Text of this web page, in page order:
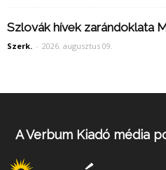
Szlovák hívek zarándoklata
Szerk. - 2026. augusztus 09.
A Verbum Kiadó média